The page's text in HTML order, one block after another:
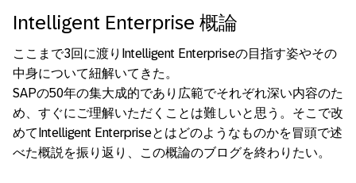
Intelligent Enterprise 概論
ここまで3回に渡りIntelligent Enterpriseの目指す姿やその
中身について紐解いてきた。
SAPの50年の集大成的であり広範でそれぞれ深い内容のた
め、すぐにご理解いただくことは難しいと思う。そこで改
めてIntelligent Enterpriseとはどのようなものかを冒頭で述
べた概説を振り返り、この概論のブログを終わりたい。